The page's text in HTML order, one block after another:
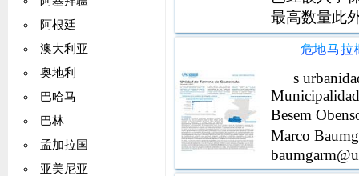
阿根廷
澳大利亚
奥地利
巴哈马
巴林
孟加拉国
亚美尼亚
最高数量此
一部分的保
月，危地马
危地马拉
s
Besem
Marco